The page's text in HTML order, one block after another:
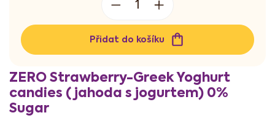
Přidat do košíku
ZERO Strawberry-Greek Yoghurt
candies (jahoda s jogurtem) 0%
Sugar